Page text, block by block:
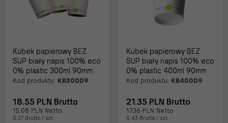
Kubek papierowy BEZ
SUP biały napis 100% eco
0% plastic 300ml 90mm
Kod produktu: KB300D9
18.55 PLN Brutto
15.08 PLN Netto
0.37 Brutto / szt.
Kubek papierowy BEZ
SUP biały napis 100% eco
0% plastic 400ml 90mm
Kod produktu: KB400D9
21.35 PLN Brutto
17.36 PLN Netto
0.43 Brutto / szt.